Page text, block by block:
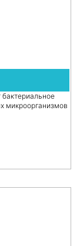
микроорганизмов